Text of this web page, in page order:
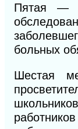
Пятая —
больных
Шестая